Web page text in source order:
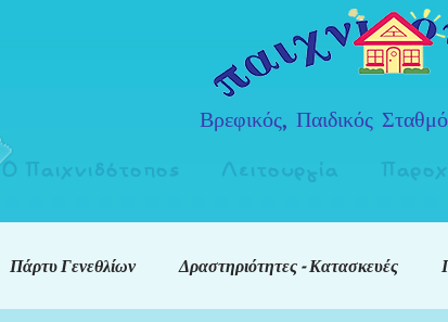
Βρεφικός, Παιδικός
Ο Παιχνιδότοπος Λειτουργία
Πάρτυ Γενεθλίων Δραστηριότητες - Κατασκευές